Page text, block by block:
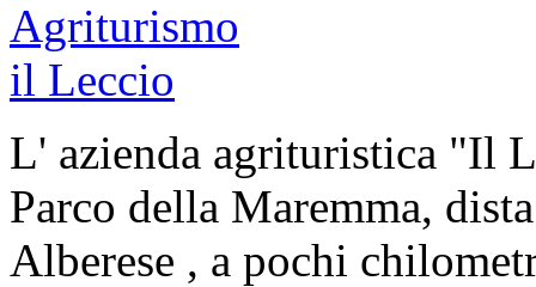
L' azienda agrituristica "Il
Parco della Maremma,
Alberese , a pochi